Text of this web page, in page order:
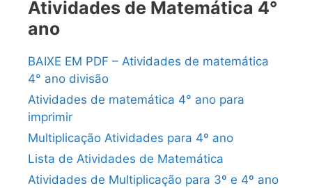
Atividades de Matemática 4°
ano
BAIXE EM PDF – Atividades de matemática
4° ano divisão
Atividades de matemática 4° ano para
imprimir
Multiplicação Atividades para 4º ano
Lista de Atividades de Matemática
Atividades de Multiplicação para 3º e 4º ano